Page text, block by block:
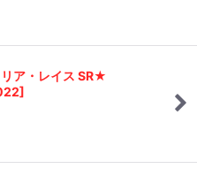
リア・レイス SR★
]